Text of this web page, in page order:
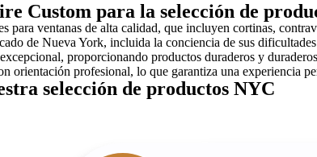
Custom para la selección de
para ventanas de alta calidad, que incluyen cortinas,
de Nueva York, incluida la conciencia de sus dificultades
proporcionando productos duraderos y
orientación profesional, lo que garantiza una experiencia
selección de productos NYC